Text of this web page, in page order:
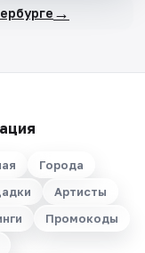
→
Города
Артисты
Промокоды